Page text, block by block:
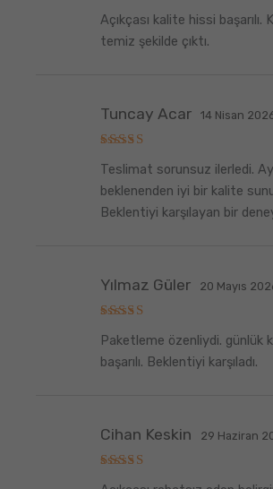
üzerinden
5
oy aldı
Açıkçası kalite hissi başarılı.
temiz şekilde çıktı.
üzerinden
5
oy aldı
Tuncay Acar 14 Nisan
Teslimat sorunsuz ilerledi.
beklenenden iyi bir kalite
Beklentiyi karşılayan bir
üzerinden
5
oy aldı
Yılmaz Güler 20 Mayıs
Paketleme özenliydi. günlük
başarılı. Beklentiyi karşıladı.
Cihan Keskin 29 Haziran